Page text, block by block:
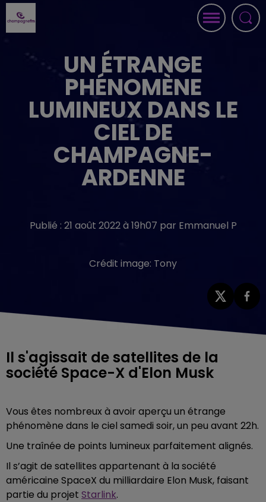
UN ÉTRANGE
PHÉNOMÈNE
LUMINEUX DANS LE
CIEL DE
CHAMPAGNE-
ARDENNE
Publié : 21 août 2022 à 19h07 par Emmanuel P
Crédit image: Tony
Il s'agissait de satellites de la
société Space-X d'Elon Musk
Vous êtes nombreux à avoir aperçu un étrange
phénomène dans le ciel samedi soir, un peu avant 22h.
Une traînée de points lumineux parfaitement alignés.
Il s’agit de satellites appartenant à la société
américaine SpaceX du milliardaire Elon Musk, faisant
partie du projet Starlink.